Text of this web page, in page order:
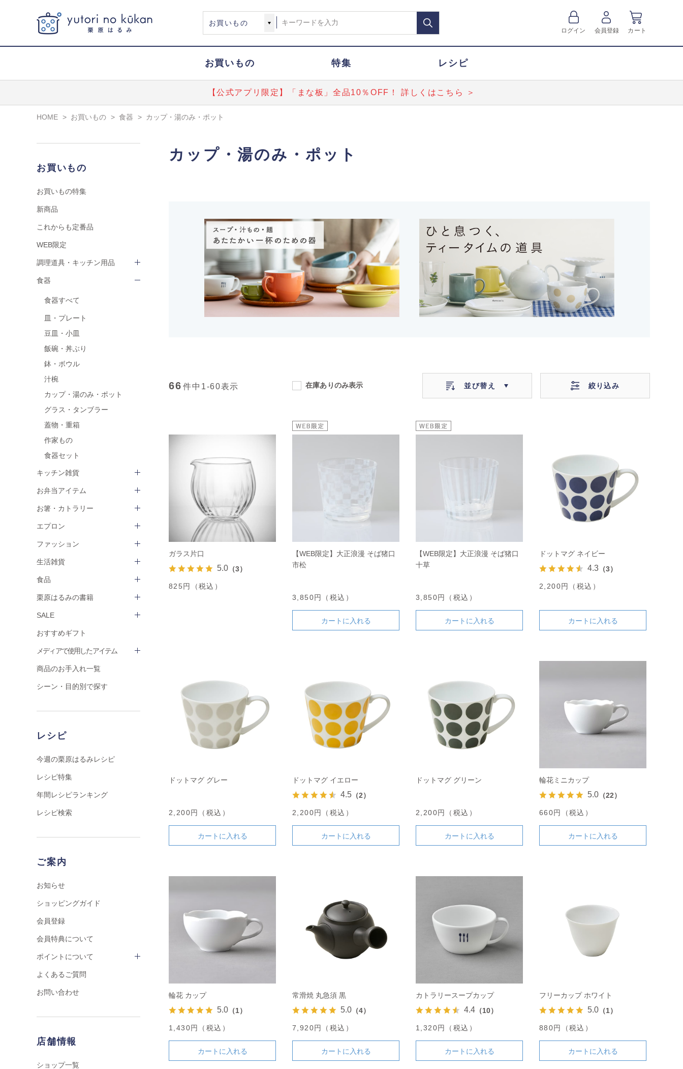
ログイン 会員登録 カート
お買いもの 特集 レシピ
【公式アプリ限定】「まな板」全品10％OFF！ 詳しくはこちら ＞
HOME > お買いもの > 食器 > カップ・湯のみ・ポット
お買いもの
お買いもの特集
新商品
これからも定番品
WEB限定
調理道具・キッチン用品
食器
食器すべて
皿・プレート
豆皿・小皿
飯碗・丼ぶり
鉢・ボウル
汁椀
カップ・湯のみ・ポット
グラス・タンブラー
蓋物・重箱
作家もの
食器セット
キッチン雑貨
お弁当アイテム
お箸・カトラリー
エプロン
ファッション
生活雑貨
食品
栗原はるみの書籍
SALE
おすすめギフト
メディアで使用したアイテム
商品のお手入れ一覧
シーン・目的別で探す
レシピ
今週の栗原はるみレシピ
レシピ特集
年間レシピランキング
レシピ検索
ご案内
お知らせ
ショッピングガイド
会員登録
会員特典について
ポイントについて
よくあるご質問
お問い合わせ
店舗情報
ショップ一覧
カップ・湯のみ・ポット
66 件中 1-60表示 在庫ありのみ表示 並び替え 絞り込み
ガラス片口
5.0 （3）
825円（税込）
【WEB限定】大正浪漫 そば猪口
市松
3,850円（税込）
カートに入れる
【WEB限定】大正浪漫 そば猪口
十草
3,850円（税込）
カートに入れる
ドットマグ ネイビー
4.3 （3）
2,200円（税込）
カートに入れる
ドットマグ グレー
2,200円（税込）
カートに入れる
ドットマグ イエロー
4.5 （2）
2,200円（税込）
カートに入れる
ドットマグ グリーン
2,200円（税込）
カートに入れる
輪花ミニカップ
5.0 （22）
660円（税込）
カートに入れる
輪花 カップ
5.0 （1）
1,430円（税込）
カートに入れる
常滑焼 丸急須 黒
5.0 （4）
7,920円（税込）
カートに入れる
カトラリースープカップ
4.4 （10）
1,320円（税込）
カートに入れる
フリーカップ ホワイト
5.0 （1）
880円（税込）
カートに入れる